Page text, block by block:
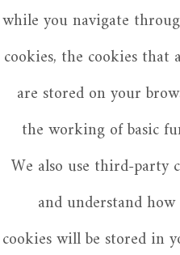
while you navigate
cookies, the cookies that
are stored on your
the working of basic
We also use third-party
and understand
cookies will be stored in